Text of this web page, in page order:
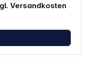
Versandkosten